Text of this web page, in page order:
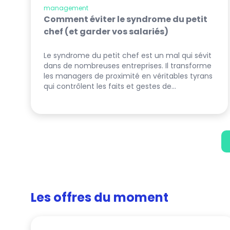
management
Comment éviter le syndrome du petit
chef (et garder vos salariés)
Le syndrome du petit chef est un mal qui sévit
dans de nombreuses entreprises. Il transforme
les managers de proximité en véritables tyrans
qui contrôlent les faits et gestes de…
Les offres du moment